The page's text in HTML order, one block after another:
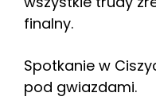
finalny.
Spotkanie w
pod gwiazdami.